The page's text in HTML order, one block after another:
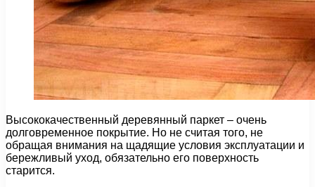
Высококачественный деревянный паркет – очень
долговременное покрытие. Но не считая того, не
обращая внимания на щадящие условия эксплуатации и
бережливый уход, обязательно его поверхность
старится.